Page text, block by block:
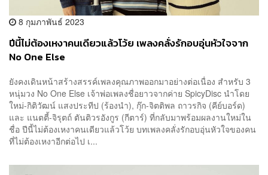
8 กุมภาพันธ์ 2023
ปีนี้ไม่ต้องเหงาคนเดียวแล้วโว้ย เพลงคลั่งรักอบอุ่นหัวใจจาก
No One Else
ยังคงเดินหน้าสร้างสรรค์เพลงคุณภาพออกมาอย่างต่อเนื่อง สำหรับ 3
หนุ่มวง No One Else เจ้าพ่อเพลงชื่อยาวจากค่าย SpicyDisc นำโดย
ใหม่-กิติวัฒน์ แสงประทีป (ร้องนำ), กุ๊ก-จิตติพล ถาวรกิจ (คีย์บอร์ด)
และ แนตตี้-จิรุตถ์ ตันติวรอังกูร (กีตาร์) ที่กลับมาพร้อมผลงานใหม่ใน
ชื่อ ปีนี้ไม่ต้องเหงาคนเดียวแล้วโว้ย บทเพลงคลั่งรักอบอุ่นหัวใจของคน
ที่ไม่ต้องเหงาอีกต่อไป เ...